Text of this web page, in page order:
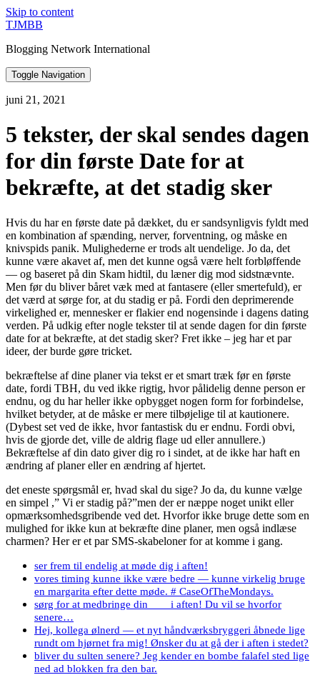
Skip to content
TJMBB
Blogging Network International
Toggle Navigation
juni 21, 2021
5 tekster, der skal sendes dagen
for din første Date for at
bekræfte, at det stadig sker
Hvis du har en første date på dækket, du er sandsynligvis fyldt med
en kombination af spænding, nerver, forventning, og måske en
knivspids panik. Mulighederne er trods alt uendelige. Jo da, det
kunne være akavet af, men det kunne også være helt forbløffende
— og baseret på din Skam hidtil, du læner dig mod sidstnævnte.
Men før du bliver båret væk med at fantasere (eller smertefuld), er
det værd at sørge for, at du stadig er på. Fordi den deprimerende
virkelighed er, mennesker er flakier end nogensinde i dagens dating
verden. På udkig efter nogle tekster til at sende dagen for din første
date for at bekræfte, at det stadig sker? Fret ikke – jeg har et par
ideer, der burde gøre tricket.
bekræftelse af dine planer via tekst er et smart træk før en første
date, fordi TBH, du ved ikke rigtig, hvor pålidelig denne person er
endnu, og du har heller ikke opbygget nogen form for forbindelse,
hvilket betyder, at de måske er mere tilbøjelige til at kautionere.
(Dybest set ved de ikke, hvor fantastisk du er endnu. Fordi obvi,
hvis de gjorde det, ville de aldrig flage ud eller annullere.)
Bekræftelse af din dato giver dig ro i sindet, at de ikke har haft en
ændring af planer eller en ændring af hjertet.
det eneste spørgsmål er, hvad skal du sige? Jo da, du kunne vælge
en simpel ,” Vi er stadig på?”men der er næppe noget unikt eller
opmærksomhedsgribende ved det. Hvorfor ikke bruge dette som en
mulighed for ikke kun at bekræfte dine planer, men også indlæse
charmen? Her er et par SMS-skabeloner for at komme i gang.
ser frem til endelig at møde dig i aften!
vores timing kunne ikke være bedre — kunne virkelig bruge
en margarita efter dette møde. # CaseOfTheMondays.
sørg for at medbringe din ___ i aften! Du vil se hvorfor
senere…
Hej, kollega ølnerd — et nyt håndværksbryggeri åbnede lige
rundt om hjørnet fra mig! Ønsker du at gå der i aften i stedet?
bliver du sulten senere? Jeg kender en bombe falafel sted lige
ned ad blokken fra den bar.